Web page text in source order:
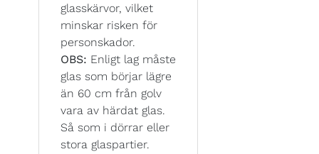
glasskärvor, vilket
minskar risken för
personskador.
OBS: Enligt lag måste
glas som börjar lägre
än 60 cm från golv
vara av härdat glas.
Så som i dörrar eller
stora glaspartier.